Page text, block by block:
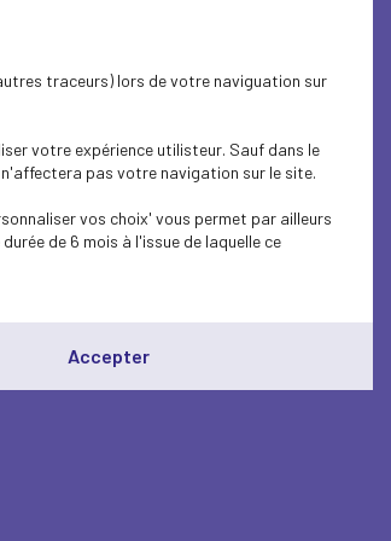
traceurs) lors de votre naviguation sur
votre expérience utilisteur. Sauf dans le
pas votre navigation sur le site.
vos choix' vous permet par ailleurs
de 6 mois à l'issue de laquelle ce
Accepter